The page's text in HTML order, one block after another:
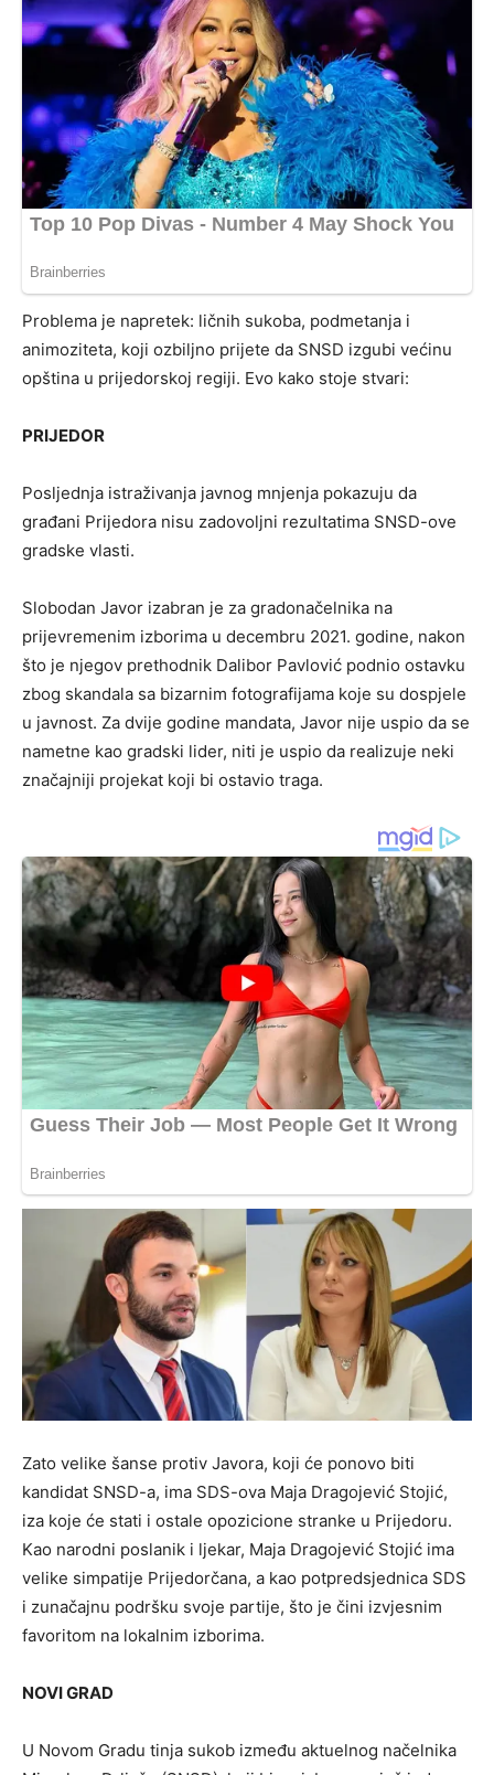
Problema je napretek: ličnih sukoba, podmetanja i
animoziteta, koji ozbiljno prijete da SNSD izgubi većinu
opština u prijedorskoj regiji. Evo kako stoje stvari:
PRIJEDOR
Posljednja istraživanja javnog mnjenja pokazuju da
građani Prijedora nisu zadovoljni rezultatima SNSD-ove
gradske vlasti.
Slobodan Javor izabran je za gradonačelnika na
prijevremenim izborima u decembru 2021. godine, nakon
što je njegov prethodnik Dalibor Pavlović podnio ostavku
zbog skandala sa bizarnim fotografijama koje su dospjele
u javnost. Za dvije godine mandata, Javor nije uspio da se
nametne kao gradski lider, niti je uspio da realizuje neki
značajniji projekat koji bi ostavio traga.
Zato velike šanse protiv Javora, koji će ponovo biti
kandidat SNSD-a, ima SDS-ova Maja Dragojević Stojić,
iza koje će stati i ostale opozicione stranke u Prijedoru.
Kao narodni poslanik i ljekar, Maja Dragojević Stojić ima
velike simpatije Prijedorčana, a kao potpredsjednica SDS
i zunačajnu podršku svoje partije, što je čini izvjesnim
favoritom na lokalnim izborima.
NOVI GRAD
U Novom Gradu tinja sukob između aktuelnog načelnika